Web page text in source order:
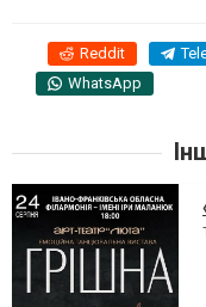
Reddit
WhatsApp